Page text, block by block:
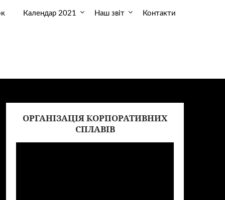
Календар 2021 Наш звіт Контакти
ОРГАНІЗАЦІЯ КОРПОРАТИВНИХ
СПЛАВІВ